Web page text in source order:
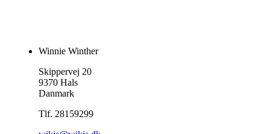
Winnie Winther
Skippervej 20
9370 Hals
Danmark
Tlf. 28159299